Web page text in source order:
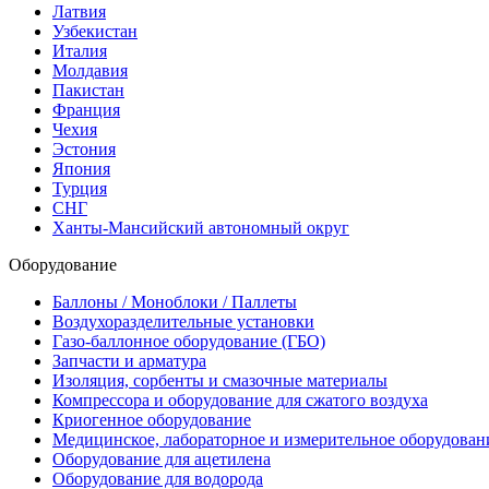
Латвия
Узбекистан
Италия
Молдавия
Пакистан
Франция
Чехия
Эстония
Япония
Турция
СНГ
Ханты-Мансийский автономный округ
Оборудование
Баллоны / Моноблоки / Паллеты
Воздухоразделительные установки
Газо-баллонное оборудование (ГБО)
Запчасти и арматура
Изоляция, сорбенты и смазочные материалы
Компрессора и оборудование для сжатого воздуха
Криогенное оборудование
Медицинское, лабораторное и измерительное
Оборудование для ацетилена
Оборудование для водорода